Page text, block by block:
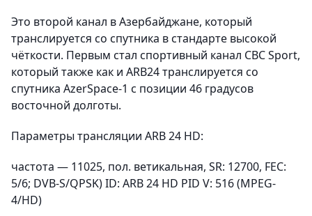
Это второй канал в Азербайджане, который
транслируется со спутника в стандарте высокой
чёткости. Первым стал спортивный канал CBC Sport,
который также как и ARB24 транслируется со
спутника AzerSpace-1 с позиции 46 градусов
восточной долготы.
Параметры трансляции ARB 24 HD:
частота — 11025, пол. ветикальная, SR: 12700, FEC:
5/6; DVB-S/QPSK) ID: ARB 24 HD PID V: 516 (MPEG-
4/HD)